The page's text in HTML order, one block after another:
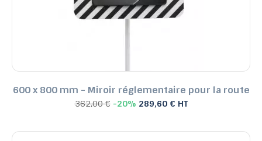
600 x 800 mm - Miroir réglementaire pour la route
362,00 € -20% 289,60 € HT